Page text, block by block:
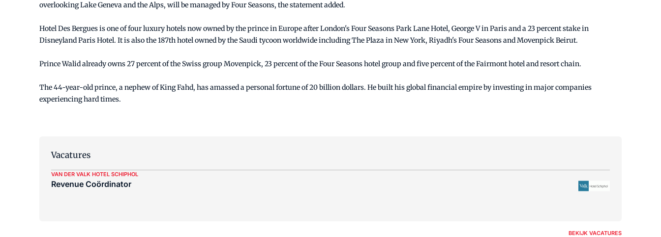
overlooking Lake Geneva and the Alps, will be managed by Four Seasons, the statement added.
Hotel Des Bergues is one of four luxury hotels now owned by the prince in Europe after London's Four Seasons Park Lane Hotel, George V in Paris and a 23 percent stake in
Disneyland Paris Hotel. It is also the 187th hotel owned by the Saudi tycoon worldwide including The Plaza in New York, Riyadh's Four Seasons and Movenpick Beirut.
Prince Walid already owns 27 percent of the Swiss group Movenpick, 23 percent of the Four Seasons hotel group and five percent of the Fairmont hotel and resort chain.
The 44-year-old prince, a nephew of King Fahd, has amassed a personal fortune of 20 billion dollars. He built his global financial empire by investing in major companies
experiencing hard times.
Vacatures
VAN DER VALK HOTEL SCHIPHOL
Revenue Coördinator
BEKIJK VACATURES